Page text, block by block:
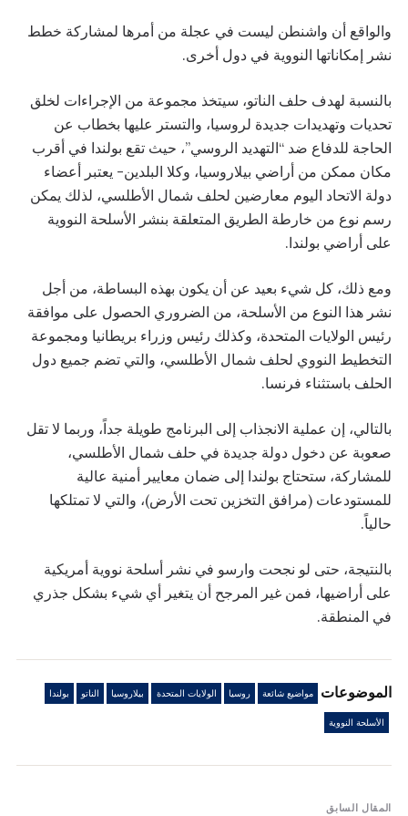
والواقع أن واشنطن ليست في عجلة من أمرها لمشاركة خطط
نشر إمكاناتها النووية في دول أخرى.
بالنسبة لهدف حلف الناتو، سيتخذ مجموعة من الإجراءات لخلق
تحديات وتهديدات جديدة لروسيا، والتستر عليها بخطاب عن
الحاجة للدفاع ضد “التهديد الروسي”، حيث تقع بولندا في أقرب
مكان ممكن من أراضي بيلاروسيا، وكلا البلدين- يعتبر أعضاء
دولة الاتحاد اليوم معارضين لحلف شمال الأطلسي، لذلك يمكن
رسم نوع من خارطة الطريق المتعلقة بنشر الأسلحة النووية
على أراضي بولندا.
ومع ذلك، كل شيء بعيد عن أن يكون بهذه البساطة، من أجل
نشر هذا النوع من الأسلحة، من الضروري الحصول على موافقة
رئيس الولايات المتحدة، وكذلك رئيس وزراء بريطانيا ومجموعة
التخطيط النووي لحلف شمال الأطلسي، والتي تضم جميع دول
الحلف باستثناء فرنسا.
بالتالي، إن عملية الانجذاب إلى البرنامج طويلة جداً، وربما لا تقل
صعوبة عن دخول دولة جديدة في حلف شمال الأطلسي،
للمشاركة، ستحتاج بولندا إلى ضمان معايير أمنية عالية
للمستودعات (مرافق التخزين تحت الأرض)، والتي لا تمتلكها
حالياً.
بالنتيجة، حتى لو نجحت وارسو في نشر أسلحة نووية أمريكية
على أراضيها، فمن غير المرجح أن يتغير أي شيء بشكل جذري
في المنطقة.
الموضوعات مواضيع شائعة روسيا الولايات المتحدة بيلاروسيا الناتو بولندا
الأسلحة النووية
المقال السابق